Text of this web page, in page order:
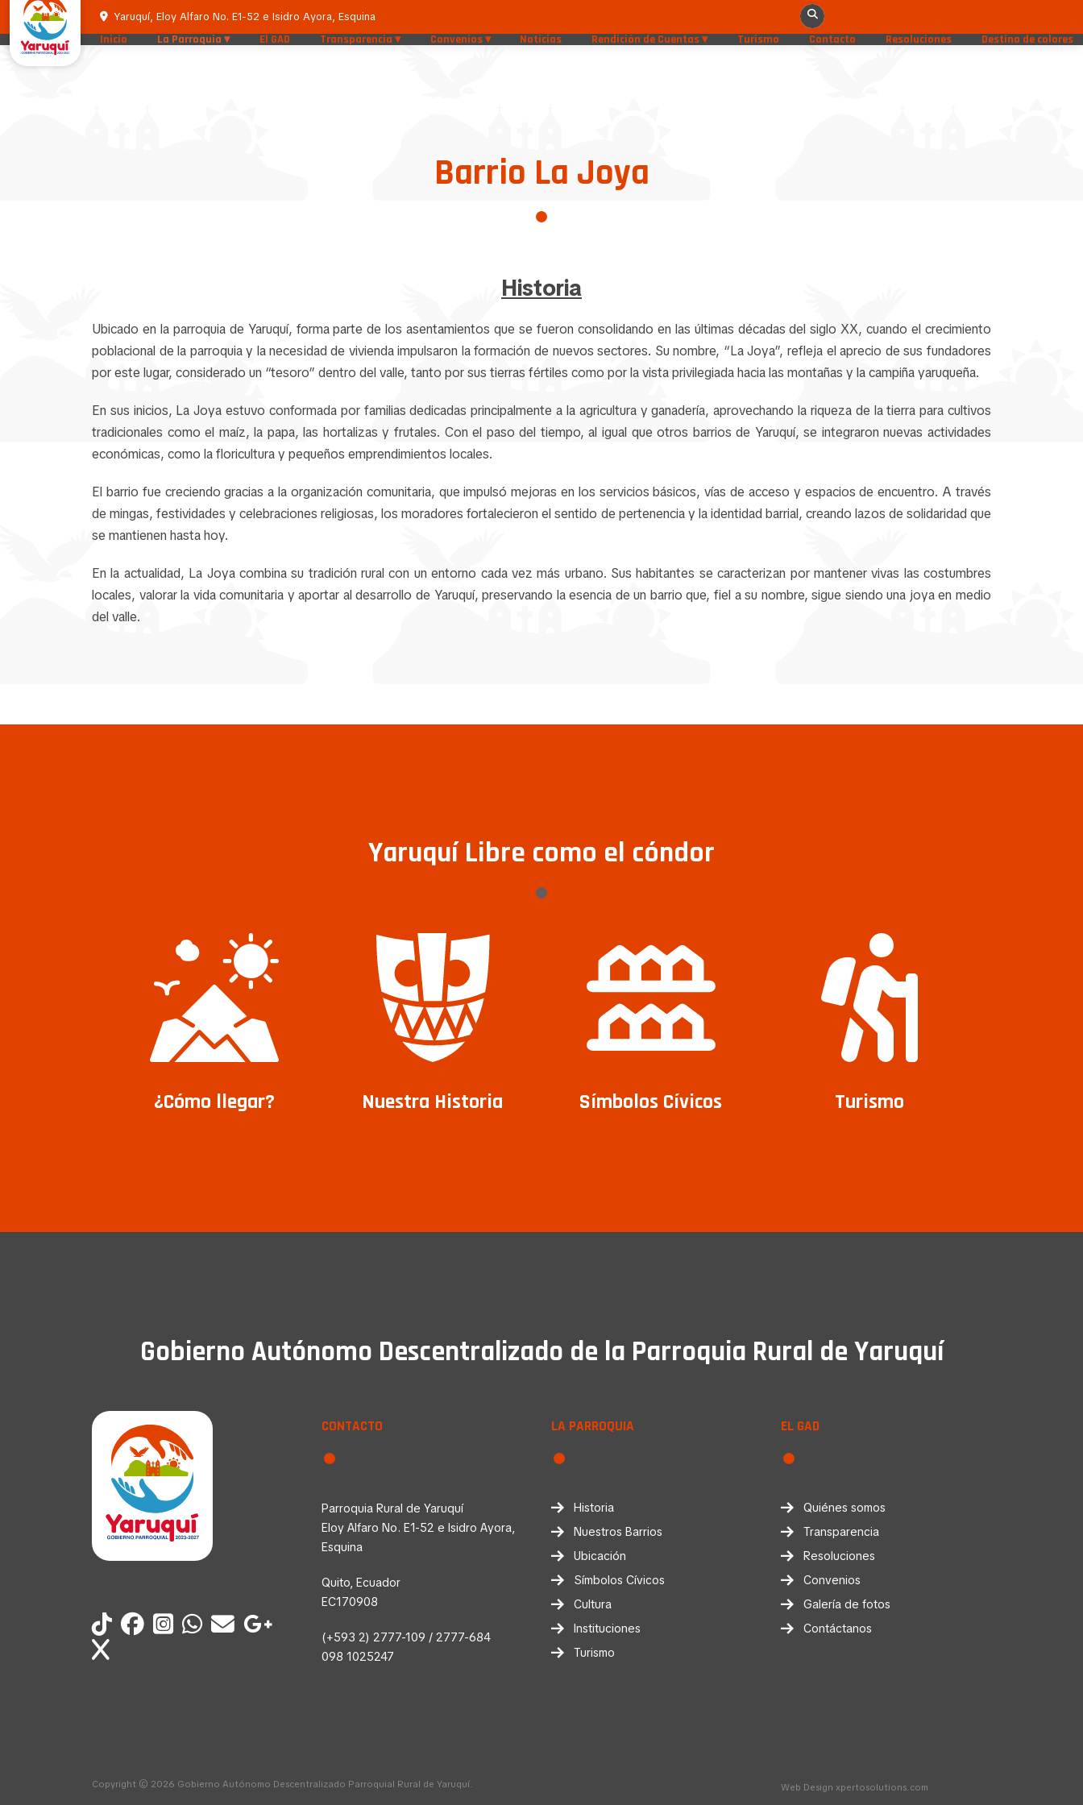
Yaruquí, Eloy Alfaro No. E1-52 e Isidro Ayora, Esquina
Inicio La Parroquia El GAD Transparencia Convenios Noticias Rendición de Cuentas Turismo Contacto Resoluciones Destino de colores
Barrio La Joya
Historia
Ubicado en la parroquia de Yaruquí, forma parte de los asentamientos que se fueron consolidando en las últimas décadas del siglo XX, cuando el crecimiento
poblacional de la parroquia y la necesidad de vivienda impulsaron la formación de nuevos sectores. Su nombre, “La Joya”, refleja el aprecio de sus fundadores
por este lugar, considerado un “tesoro” dentro del valle, tanto por sus tierras fértiles como por la vista privilegiada hacia las montañas y la campiña yaruqueña.
En sus inicios, La Joya estuvo conformada por familias dedicadas principalmente a la agricultura y ganadería, aprovechando la riqueza de la tierra para cultivos
tradicionales como el maíz, la papa, las hortalizas y frutales. Con el paso del tiempo, al igual que otros barrios de Yaruquí, se integraron nuevas actividades
económicas, como la floricultura y pequeños emprendimientos locales.
El barrio fue creciendo gracias a la organización comunitaria, que impulsó mejoras en los servicios básicos, vías de acceso y espacios de encuentro. A través
de mingas, festividades y celebraciones religiosas, los moradores fortalecieron el sentido de pertenencia y la identidad barrial, creando lazos de solidaridad que
se mantienen hasta hoy.
En la actualidad, La Joya combina su tradición rural con un entorno cada vez más urbano. Sus habitantes se caracterizan por mantener vivas las costumbres
locales, valorar la vida comunitaria y aportar al desarrollo de Yaruquí, preservando la esencia de un barrio que, fiel a su nombre, sigue siendo una joya en medio
del valle.
Yaruquí Libre como el cóndor
¿Cómo llegar? Nuestra Historia Símbolos Cívicos Turismo
Gobierno Autónomo Descentralizado de la Parroquia Rural de Yaruquí
CONTACTO
Parroquia Rural de Yaruquí
Eloy Alfaro No. E1-52 e Isidro Ayora,
Esquina
Quito, Ecuador
EC170908
(+593 2) 2777-109 / 2777-684
098 1025247
LA PARROQUIA
Historia
Nuestros Barrios
Ubicación
Símbolos Cívicos
Cultura
Instituciones
Turismo
EL GAD
Quiénes somos
Transparencia
Resoluciones
Convenios
Galería de fotos
Contáctanos
Copyright © 2026 Gobierno Autónomo Descentralizado Parroquial Rural de Yaruquí. Web Design xpertosolutions.com